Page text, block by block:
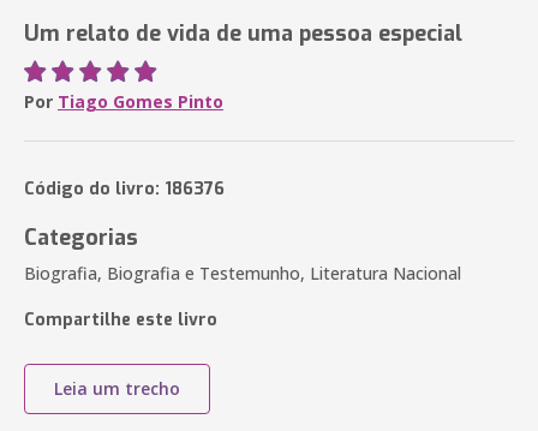
Um relato de vida de uma pessoa especial
Por Tiago Gomes Pinto
Código do livro: 186376
Categorias
Biografia, Biografia e Testemunho, Literatura Nacional
Compartilhe este livro
Leia um trecho